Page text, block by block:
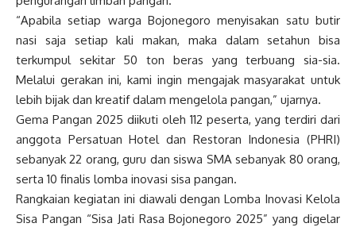
“Apabila setiap warga Bojonegoro menyisakan satu butir
nasi saja setiap kali makan, maka dalam setahun bisa
terkumpul sekitar 50 ton beras yang terbuang sia-sia.
Melalui gerakan ini, kami ingin mengajak masyarakat untuk
lebih bijak dan kreatif dalam mengelola pangan,” ujarnya.
Gema Pangan 2025 diikuti oleh 112 peserta, yang terdiri dari
anggota Persatuan Hotel dan Restoran Indonesia (PHRI)
sebanyak 22 orang, guru dan siswa SMA sebanyak 80 orang,
serta 10 finalis lomba inovasi sisa pangan.
Rangkaian kegiatan ini diawali dengan Lomba Inovasi Kelola
Sisa Pangan “Sisa Jati Rasa Bojonegoro 2025” yang digelar